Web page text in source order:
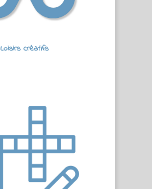
Loisirs créatifs